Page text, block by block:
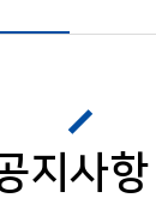
지사항